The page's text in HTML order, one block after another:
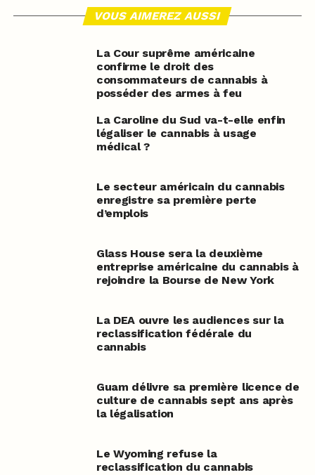
VOUS AIMEREZ AUSSI
La Cour suprême américaine
confirme le droit des
consommateurs de cannabis à
posséder des armes à feu
La Caroline du Sud va-t-elle enfin
légaliser le cannabis à usage
médical ?
Le secteur américain du cannabis
enregistre sa première perte
d’emplois
Glass House sera la deuxième
entreprise américaine du cannabis à
rejoindre la Bourse de New York
La DEA ouvre les audiences sur la
reclassification fédérale du
cannabis
Guam délivre sa première licence de
culture de cannabis sept ans après
la légalisation
Le Wyoming refuse la
reclassification du cannabis